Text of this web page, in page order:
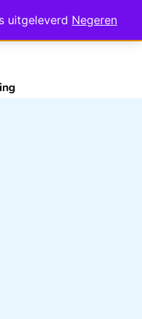
uitgeleverd Negeren